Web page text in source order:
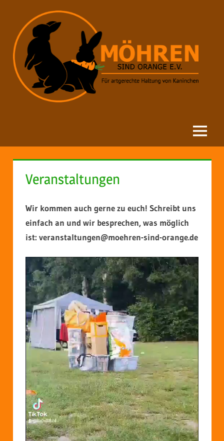
springen
Möhren
sind
Menu
Veranstaltungen
Wir kommen auch gerne zu euch! Schreibt uns
einfach an und wir besprechen, was möglich
ist: veranstaltungen@moehren-sind-orange.de